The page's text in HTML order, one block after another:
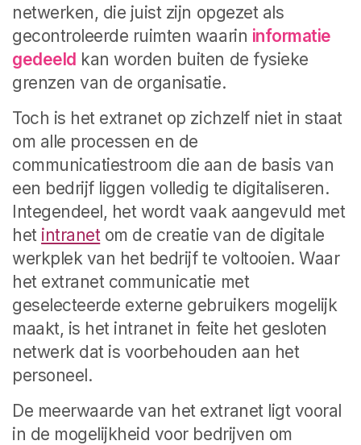
netwerken, die juist zijn opgezet als
gecontroleerde ruimten waarin informatie
gedeeld kan worden buiten de fysieke
grenzen van de organisatie.
Toch is het extranet op zichzelf niet in staat
om alle processen en de
communicatiestroom die aan de basis van
een bedrijf liggen volledig te digitaliseren.
Integendeel, het wordt vaak aangevuld met
het intranet om de creatie van de digitale
werkplek van het bedrijf te voltooien. Waar
het extranet communicatie met
geselecteerde externe gebruikers mogelijk
maakt, is het intranet in feite het gesloten
netwerk dat is voorbehouden aan het
personeel.
De meerwaarde van het extranet ligt vooral
in de mogelijkheid voor bedrijven om